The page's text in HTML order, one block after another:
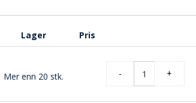
Lager Pris
Mer enn 20 stk. - +